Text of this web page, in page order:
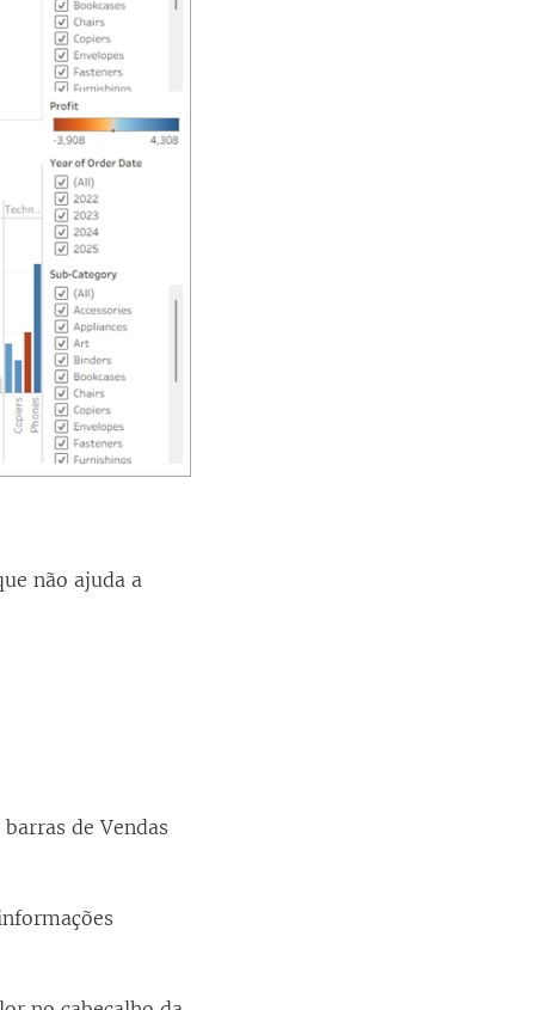
não ajuda a
de Vendas